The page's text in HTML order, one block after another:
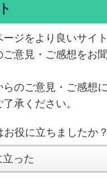
ジをより良いサイ
意見・ご感想をお
らのご意見・ご感想
承ください。
役に立ちましたか？
った